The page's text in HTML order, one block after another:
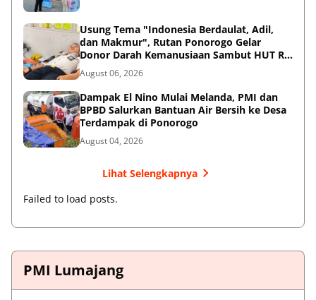
Usung Tema "Indonesia Berdaulat, Adil,
dan Makmur", Rutan Ponorogo Gelar
Donor Darah Kemanusiaan Sambut HUT RI
ke-81
August 06, 2026
Dampak El Nino Mulai Melanda, PMI dan
BPBD Salurkan Bantuan Air Bersih ke Desa
Terdampak di Ponorogo
August 04, 2026
Lihat Selengkapnya
Failed to load posts.
PMI Lumajang